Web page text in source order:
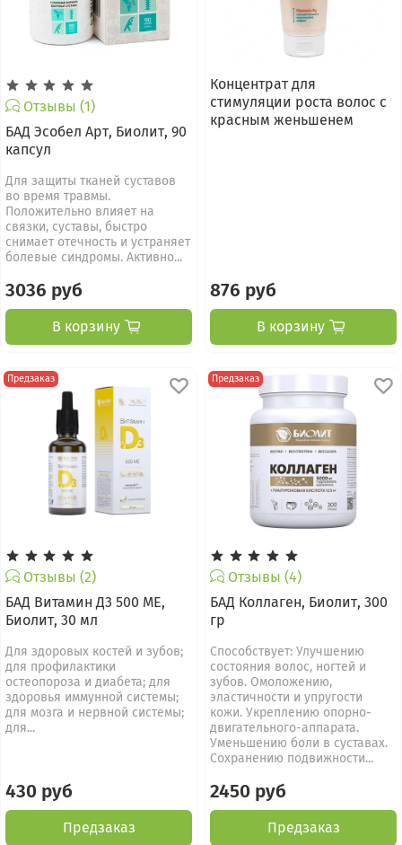
Отзывы (1)
БАД Эсобел Арт, Биолит, 90
капсул
Для защиты тканей суставов
во время травмы.
Положительно влияет на
связки, суставы, быстро
снимает отечность и устраняет
болевые синдромы. Активно...
3036 руб
В корзину
Концентрат для
стимуляции роста волос с
красным женьшенем
876 руб
В корзину
Предзаказ
Отзывы (2)
БАД Витамин Д3 500 МЕ,
Биолит, 30 мл
Для здоровых костей и зубов;
для профилактики
остеопороза и диабета; для
здоровья иммунной системы;
для мозга и нервной системы;
для...
430 руб
Предзаказ
Предзаказ
Отзывы (4)
БАД Коллаген, Биолит, 300
гр
Способствует: Улучшению
состояния волос, ногтей и
зубов. Омоложению,
эластичности и упругости
кожи. Укреплению опорно-
двигательного-аппарата.
Уменьшению боли в суставах.
Сохранению подвижности...
2450 руб
Предзаказ